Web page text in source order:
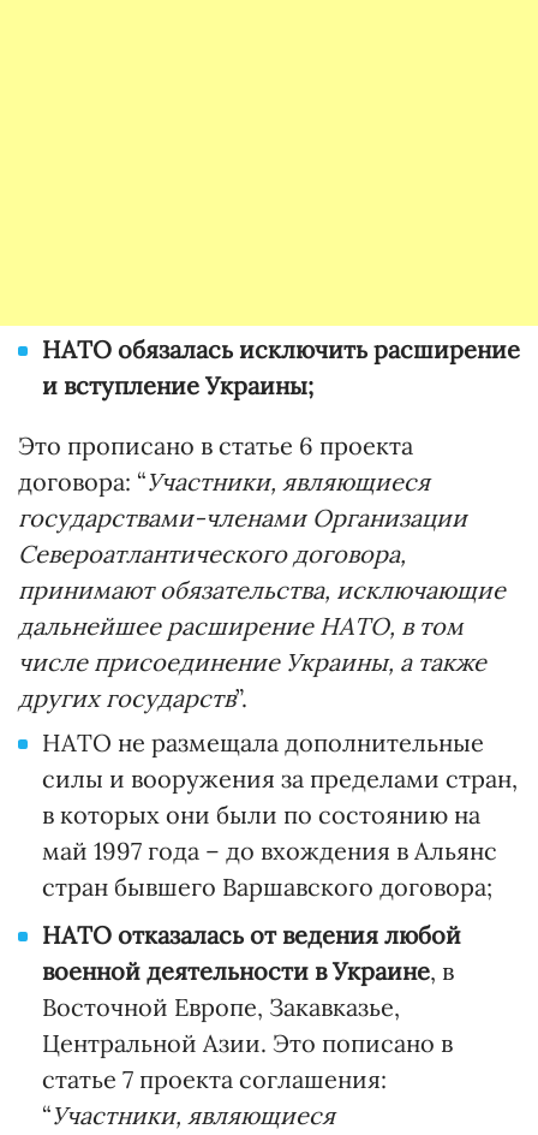
НАТО обязалась исключить расширение
и вступление Украины;
Это прописано в статье 6 проекта
договора: “Участники, являющиеся
государствами-членами Организации
Североатлантического договора,
принимают обязательства, исключающие
дальнейшее расширение НАТО, в том
числе присоединение Украины, а также
других государств”.
НАТО не размещала дополнительные
силы и вооружения за пределами стран,
в которых они были по состоянию на
май 1997 года – до вхождения в Альянс
стран бывшего Варшавского договора;
НАТО отказалась от ведения любой
военной деятельности в Украине, в
Восточной Европе, Закавказье,
Центральной Азии. Это пописано в
статье 7 проекта соглашения:
“Участники, являющиеся